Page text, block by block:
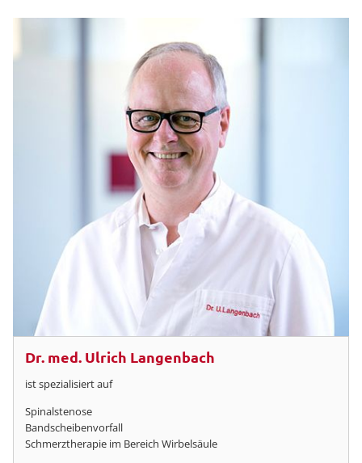
Dr. med. Ulrich Langenbach
ist spezialisiert auf
Spinalstenose
Bandscheibenvorfall
Schmerztherapie im Bereich Wirbelsäule